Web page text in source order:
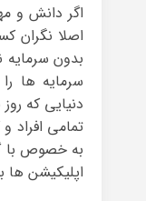
اگر دانش و
اصلا نگران
بدون سرمایه
سرمایه ها
دنیایی که
تمامی
به خصوص با
اپلیکیشن ها